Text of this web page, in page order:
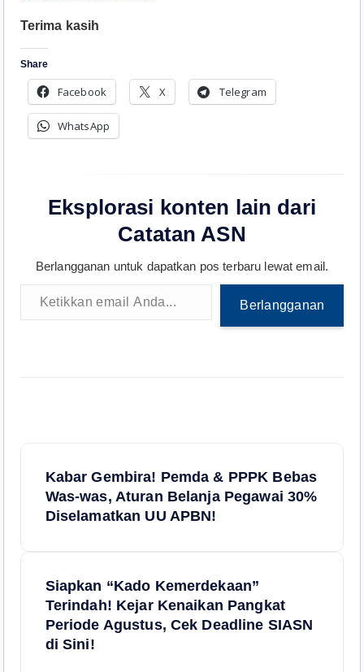
Terima kasih
Share
Facebook X Telegram
WhatsApp
Eksplorasi konten lain dari
Catatan ASN
Berlangganan untuk dapatkan pos terbaru lewat email.
Ketikkan email Anda...
Berlangganan
Kabar Gembira! Pemda & PPPK Bebas
Was-was, Aturan Belanja Pegawai 30%
Diselamatkan UU APBN!
Siapkan “Kado Kemerdekaan”
Terindah! Kejar Kenaikan Pangkat
Periode Agustus, Cek Deadline SIASN
di Sini!